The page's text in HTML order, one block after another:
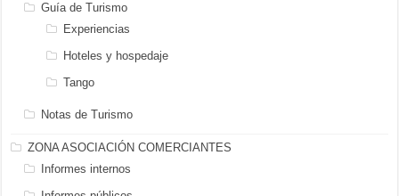
Guía de Turismo
Experiencias
Hoteles y hospedaje
Tango
Notas de Turismo
ZONA ASOCIACIÓN COMERCIANTES
Informes internos